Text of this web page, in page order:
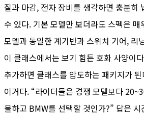
질과 마감, 전자 장비를 생각하면 충분히
수 있다. 기본 모델만 보더라도 스펙은
모델과 동일한 계기반과 스위치 기어, 리
이 클래스에서는 보기 힘든 호화 사양이
추가하면 클래스를 압도하는 패키지가
이거다. “라이더들은 경쟁 모델보다
불하고 BMW를 선택할 것인가?” 답은